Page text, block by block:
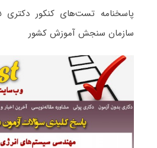
سازمان سنجش آموزش کشور